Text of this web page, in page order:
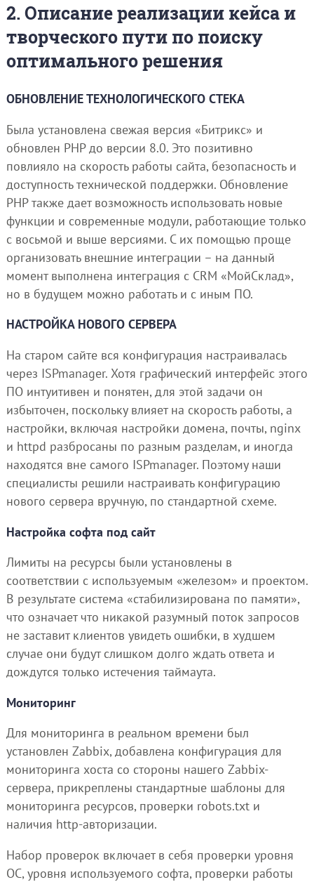
2. Описание реализации кейса и
творческого пути по поиску
оптимального решения
ОБНОВЛЕНИЕ ТЕХНОЛОГИЧЕСКОГО СТЕКА
Была установлена свежая версия «Битрикс» и
обновлен PHP до версии 8.0. Это позитивно
повлияло на скорость работы сайта, безопасность и
доступность технической поддержки. Обновление
PHP также дает возможность использовать новые
функции и современные модули, работающие только
с восьмой и выше версиями. С их помощью проще
организовать внешние интеграции – на данный
момент выполнена интеграция с CRM «МойСклад»,
но в будущем можно работать и с иным ПО.
НАСТРОЙКА НОВОГО СЕРВЕРА
На старом сайте вся конфигурация настраивалась
через ISPmanager. Хотя графический интерфейс этого
ПО интуитивен и понятен, для этой задачи он
избыточен, поскольку влияет на скорость работы, а
настройки, включая настройки домена, почты, nginx
и httpd разбросаны по разным разделам, и иногда
находятся вне самого ISPmanager. Поэтому наши
специалисты решили настраивать конфигурацию
нового сервера вручную, по стандартной схеме.
Настройка софта под сайт
Лимиты на ресурсы были установлены в
соответствии с используемым «железом» и проектом.
В результате система «стабилизирована по памяти»,
что означает что никакой разумный поток запросов
не заставит клиентов увидеть ошибки, в худшем
случае они будут слишком долго ждать ответа и
дождутся только истечения таймаута.
Мониторинг
Для мониторинга в реальном времени был
установлен Zabbix, добавлена конфигурация для
мониторинга хоста со стороны нашего Zabbix-
сервера, прикреплены стандартные шаблоны для
мониторинга ресурсов, проверки robots.txt и
наличия http-авторизации.
Набор проверок включает в себя проверки уровня
ОС, уровня используемого софта, проверки работы